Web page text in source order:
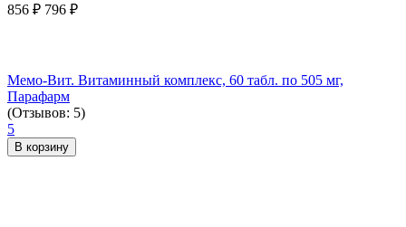
856 ₽ 796 ₽
Мемо-Вит. Витаминный комплекс, 60 табл. по 505 мг,
Парафарм
(Отзывов: 5)
5
В корзину